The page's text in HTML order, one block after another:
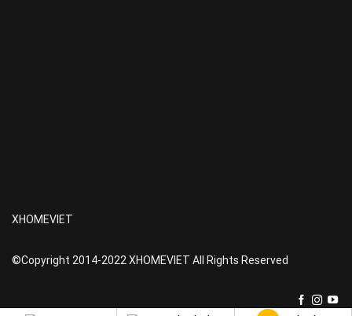
XHOMEVIET
©Copyright 2014-2022 XHOMEVIET All Rights Reserved